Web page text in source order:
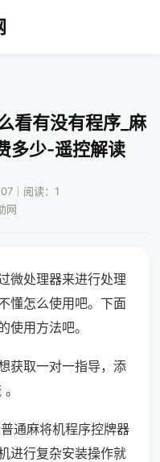
看有没有程序_麻
多少-遥控解读
｜阅读：1
网
微处理器来进行处理
懂怎么使用吧。下面
使用方法吧。
获取一对一指导，添
通麻将机程序控牌器
进行复杂安装操作就